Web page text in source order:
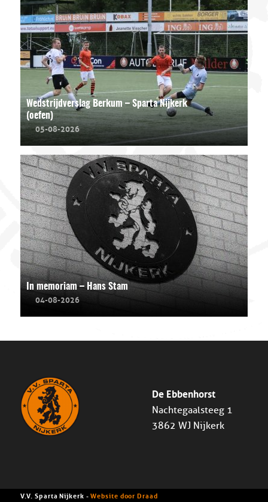
Wedstrijdverslag Berkum – Sparta Nijkerk
(oefen)
05-08-2026
In memoriam – Hans Stam
04-08-2026
De Ebbenhorst
Nachtegaalsteeg 1
3862 WJ Nijkerk
V.V. Sparta Nijkerk -Website door Draad